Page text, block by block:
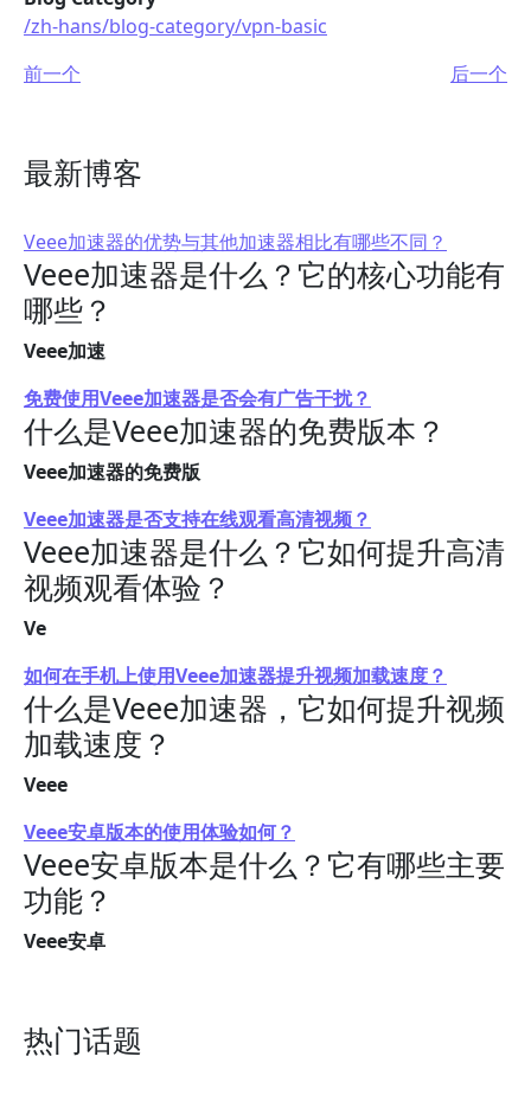
/zh-hans/blog-category/vpn-basic
前一个
后一个
最新博客
Veee加速器的优势与其他加速器相比有哪些不同？
Veee加速器是什么？它的核心功能有
哪些？
Veee加速
免费使用Veee加速器是否会有广告干扰？
什么是Veee加速器的免费版本？
Veee加速器的免费版
Veee加速器是否支持在线观看高清视频？
Veee加速器是什么？它如何提升高清
视频观看体验？
Ve
如何在手机上使用Veee加速器提升视频加载速度？
什么是Veee加速器，它如何提升视频
加载速度？
Veee
Veee安卓版本的使用体验如何？
Veee安卓版本是什么？它有哪些主要
功能？
Veee安卓
热门话题